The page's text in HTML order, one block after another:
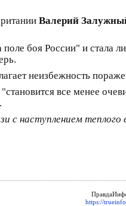
Валерий
боя России" и
неизбежность
все менее
с наступлением теплого
https://